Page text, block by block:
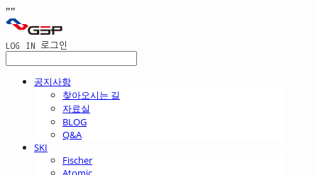
""
LOG IN 로그인
공지사항
찾아오시는 길
자료실
BLOG
Q&A
SKI
Fischer